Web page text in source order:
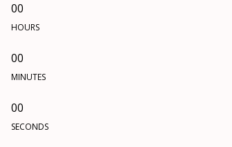
00
HOURS
00
MINUTES
00
SECONDS